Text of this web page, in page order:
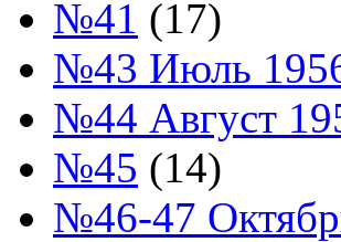
№41 (17)
№43 Июль
№44 Август
№45 (14)
№46-47